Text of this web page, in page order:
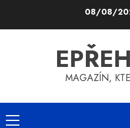
08/08/
MAGAZÍN,
Primary